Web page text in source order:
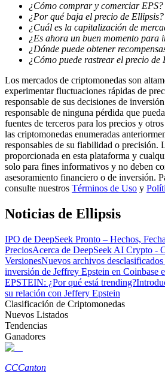
Análisis de big data que incluye
Guía
Guía de inicio de futuros
Estrategias comerciales
Aprenda cómo mantenerse rentable
¿Cómo comprar y comerciar EPS?
¿Por qué baja el precio de Ellipsis?
¿Cuál es la capitalización de
¿Es ahora un buen momento para
¿Dónde puede obtener
¿Cómo puede rastrear el precio de
Los mercados de criptomonedas son
experimentar fluctuaciones rápidas de
responsable de sus decisiones de
responsable de ninguna pérdida que
fuentes de terceros para los precios y
las criptomonedas enumeradas
responsables de su fiabilidad o precisión.
proporcionada en esta plataforma y
solo para fines informativos y no deben
asesoramiento financiero o de inversión.
consulte nuestros Términos de Uso y
Noticias de Ellipsis
IPO de DeepSeek Pronto – Hechos,
PreciosAcerca de DeepSeek AI Crypto -
VersionesNuevos archivos
inversión de Jeffrey Epstein en Coinbase
EPSTEIN: ¿Por qué está trending?
su relación con Jeffery Epstein
Clasificación de Criptomonedas
Nuevos Listados
Tendencias
Ganadores
CCCanton